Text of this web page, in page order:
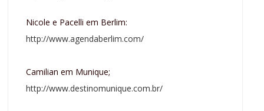
Nicole e Pacelli em Berlim:
http://www.agendaberlim.com/
Camilian em Munique;
http://www.destinomunique.com.br/